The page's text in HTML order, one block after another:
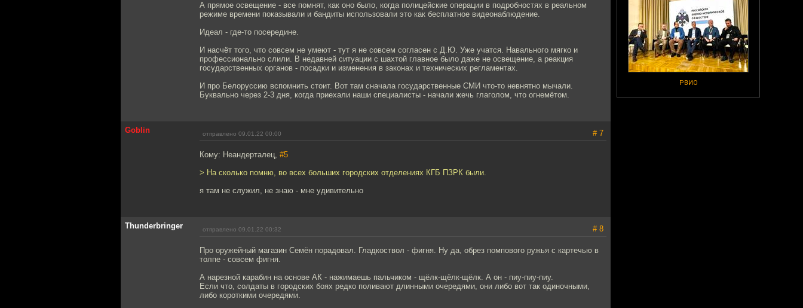
РВИО
А прямое освещение - все помнят, как оно было, когда полицейские операции в подробностях в реальном
режиме времени показывали и бандиты использовали это как бесплатное видеонаблюдение.
Идеал - где-то посередине.
И насчёт того, что совсем не умеют - тут я не совсем согласен с Д.Ю. Уже учатся. Навального мягко и
профессионально слили. В недавней ситуации с шахтой главное было даже не освещение, а реакция
государственных органов - посадки и изменения в законах и технических регламентах.
И про Белоруссию вспомнить стоит. Вот там сначала государственные СМИ что-то невнятно мычали.
Буквально через 2-3 дня, когда приехали наши специалисты - начали жечь глаголом, что огнемётом.
Goblin отправлено 09.01.22 00:00 # 7
Кому: Неандерталец, #5
> На сколько помню, во всех больших городских отделениях КГБ ПЗРК были.
я там не служил, не знаю - мне удивительно
Thunderbringer отправлено 09.01.22 00:32 # 8
Про оружейный магазин Семён порадовал. Гладкоствол - фигня. Ну да, обрез помпового ружья с картечью в
толпе - совсем фигня.
А нарезной карабин на основе АК - нажимаешь пальчиком - щёлк-щёлк-щёлк. А он - пиу-пиу-пиу.
Если что, солдаты в городских боях редко поливают длинными очередями, они либо вот так одиночными,
либо короткими очередями.